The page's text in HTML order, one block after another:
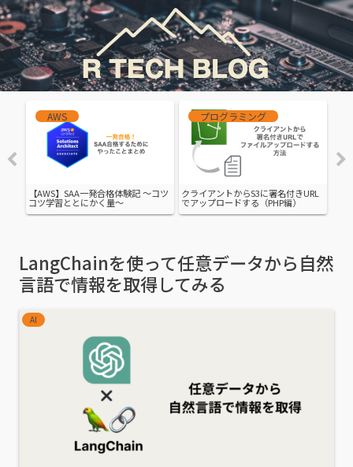
AWS
【AWS】SAA一発合格体験記 〜コツ
コツ学習ととにかく量〜
プログラミング
クライアントからS3に署名付きURL
でアップロードする（PHP編）
LangChainを使って任意データから自然
言語で情報を取得してみる
AI